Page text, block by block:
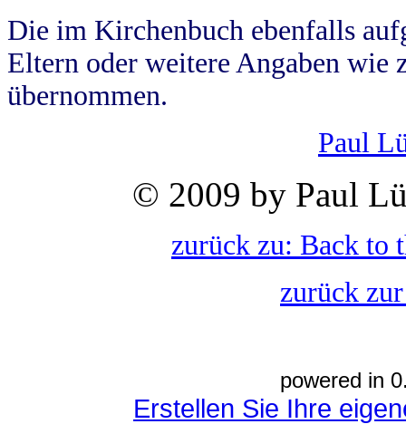
Die im Kirchenbuch ebenfalls
Eltern oder weitere Angaben wie
übernommen.
Paul
© 2009 by Paul
zurück zu: Back to
zurück
powered in
Erstellen Sie Ihre